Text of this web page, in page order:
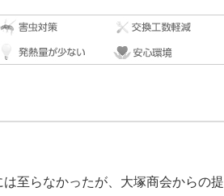
至らなかったが、大塚商会からの提